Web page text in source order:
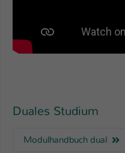
Duales Studium
Modulhandbuch dual